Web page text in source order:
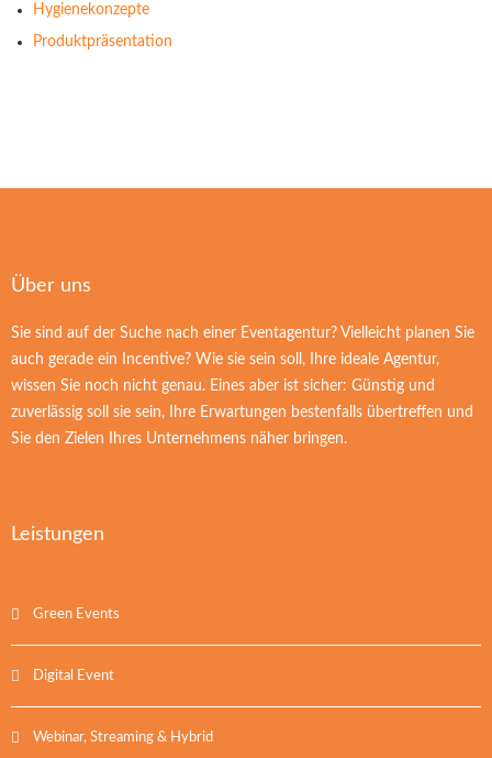
Hygienekonzepte
Produktpräsentation
Über uns
Sie sind auf der Suche nach einer Eventagentur? Vielleicht planen Sie
auch gerade ein Incentive? Wie sie sein soll, Ihre ideale Agentur,
wissen Sie noch nicht genau. Eines aber ist sicher: Günstig und
zuverlässig soll sie sein, Ihre Erwartungen bestenfalls übertreffen und
Sie den Zielen Ihres Unternehmens näher bringen.
Leistungen
Green Events
Digital Event
Webinar, Streaming & Hybrid